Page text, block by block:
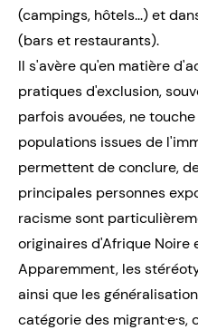
(campings, hôtels...) et
(bars et restaurants).
Il s'avère qu'en matière
pratiques d'exclusion,
parfois avouées, ne
populations issues de
permettent de conclure,
principales personnes
racisme sont
originaires d'Afrique Noire
Apparemment, les
ainsi que les
catégorie des